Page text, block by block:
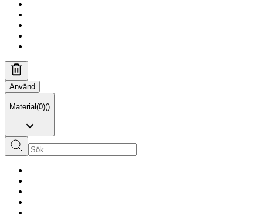
Använd
Material (0)()